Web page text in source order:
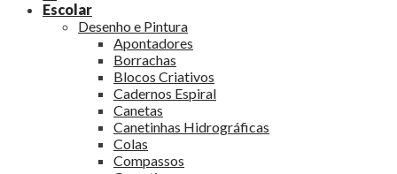
Escolar
Desenho e Pintura
Apontadores
Borrachas
Blocos Criativos
Cadernos Espiral
Canetas
Canetinhas Hidrográficas
Colas
Compassos